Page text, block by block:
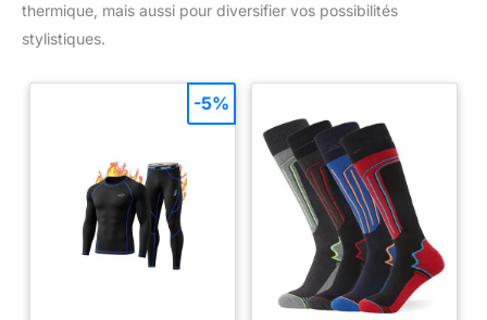
thermique, mais aussi pour diversifier vos possibilités
stylistiques.
-5%